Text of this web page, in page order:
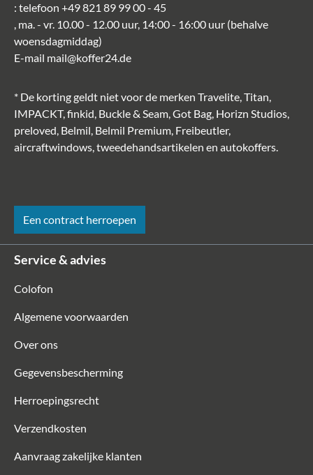
: telefoon +49 821 89 99 00 - 45
, ma. - vr. 10.00 - 12.00 uur, 14:00 - 16:00 uur (behalve
woensdagmiddag)
E-mail mail@koffer24.de
* De korting geldt niet voor de merken Travelite, Titan,
IMPACKT, finkid, Buckle & Seam, Got Bag, Horizn Studios,
preloved, Belmil, Belmil Premium, Freibeutler,
aircraftwindows, tweedehandsartikelen en autokoffers.
Een contract herroepen
Service & advies
Colofon
Algemene voorwaarden
Over ons
Gegevensbescherming
Herroepingsrecht
Verzendkosten
Aanvraag zakelijke klanten